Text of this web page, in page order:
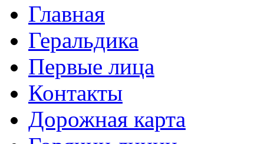
Главная
Геральдика
Первые лица
Контакты
Дорожная карта